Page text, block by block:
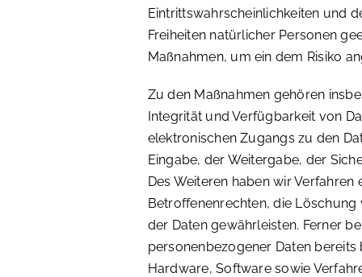
Eintrittswahrscheinlichkeiten und
Freiheiten natürlicher Personen
Maßnahmen, um ein dem Risiko
Zu den Maßnahmen gehören
Integrität und Verfügbarkeit von
elektronischen Zugangs zu den
Eingabe, der Weitergabe, der
Des Weiteren haben wir
Betroffenenrechten, die
der Daten gewährleisten. Ferner
personenbezogener Daten
Hardware, Software sowie